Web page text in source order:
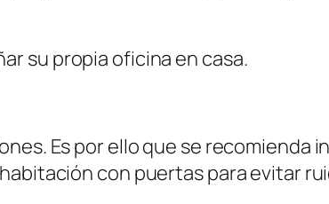
su propia oficina en casa.
Es por ello que se recomienda
con puertas para evitar